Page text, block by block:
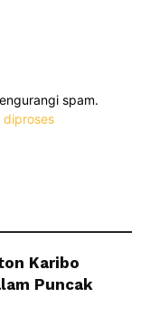
spam.
diproses
Karibo
Puncak